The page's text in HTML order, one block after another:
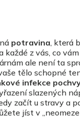
potravina, která
každé z vás, co
ale není ta
tělo schopné
infekce
slazených
začít u stravy a
jíst v